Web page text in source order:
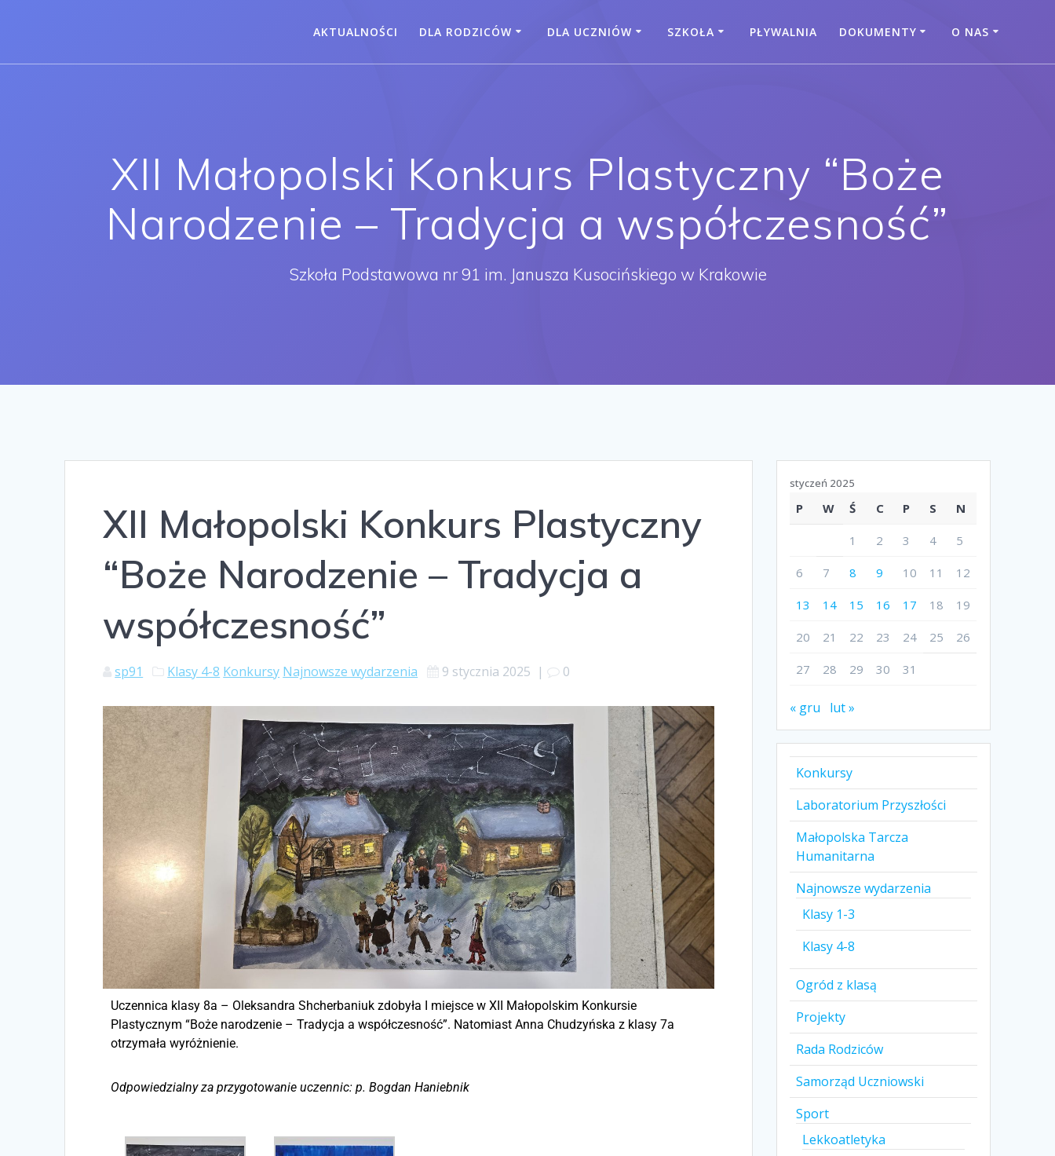
AKTUALNOŚCI DLA RODZICÓW DLA UCZNIÓW SZKOŁA PŁYWALNIA DOKUMENTY O NAS
XII Małopolski Konkurs Plastyczny “Boże
Narodzenie – Tradycja a współczesność”
Szkoła Podstawowa nr 91 im. Janusza Kusocińskiego w Krakowie
XII Małopolski Konkurs Plastyczny
“Boże Narodzenie – Tradycja a
współczesność”
sp91 Klasy 4-8 Konkursy Najnowsze wydarzenia 9 stycznia 2025 | 0
Uczennica klasy 8a – Oleksandra Shcherbaniuk zdobyła I miejsce w XII Małopolskim Konkursie
Plastycznym “Boże narodzenie – Tradycja a współczesność”. Natomiast Anna Chudzyńska z klasy 7a
otrzymała wyróżnienie.
Odpowiedzialny za przygotowanie uczennic: p. Bogdan Haniebnik
styczeń 2025
P W Ś C P S N
1 2 3 4 5
6 7 8 9 10 11 12
13 14 15 16 17 18 19
20 21 22 23 24 25 26
27 28 29 30 31
« gru lut »
Konkursy
Laboratorium Przyszłości
Małopolska Tarcza
Humanitarna
Najnowsze wydarzenia
Klasy 1-3
Klasy 4-8
Ogród z klasą
Projekty
Rada Rodziców
Samorząd Uczniowski
Sport
Lekkoatletyka